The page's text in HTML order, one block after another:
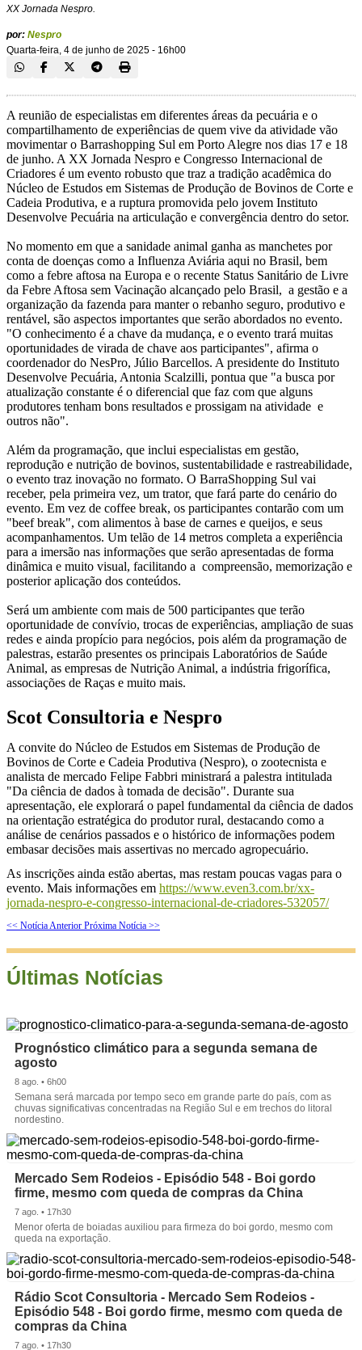
XX Jornada Nespro.
por: Nespro
Quarta-feira, 4 de junho de 2025 - 16h00
A reunião de especialistas em diferentes áreas da pecuária e o
compartilhamento de experiências de quem vive da atividade vão
movimentar o Barrashopping Sul em Porto Alegre nos dias 17 e 18
de junho. A XX Jornada Nespro e Congresso Internacional de
Criadores é um evento robusto que traz a tradição acadêmica do
Núcleo de Estudos em Sistemas de Produção de Bovinos de Corte e
Cadeia Produtiva, e a ruptura promovida pelo jovem Instituto
Desenvolve Pecuária na articulação e convergência dentro do setor.
No momento em que a sanidade animal ganha as manchetes por
conta de doenças como a Influenza Aviária aqui no Brasil, bem
como a febre aftosa na Europa e o recente Status Sanitário de Livre
da Febre Aftosa sem Vacinação alcançado pelo Brasil, a gestão e a
organização da fazenda para manter o rebanho seguro, produtivo e
rentável, são aspectos importantes que serão abordados no evento.
"O conhecimento é a chave da mudança, e o evento trará muitas
oportunidades de virada de chave aos participantes", afirma o
coordenador do NesPro, Júlio Barcellos. A presidente do Instituto
Desenvolve Pecuária, Antonia Scalzilli, pontua que "a busca por
atualização constante é o diferencial que faz com que alguns
produtores tenham bons resultados e prossigam na atividade e
outros não".
Além da programação, que inclui especialistas em gestão,
reprodução e nutrição de bovinos, sustentabilidade e rastreabilidade,
o evento traz inovação no formato. O BarraShopping Sul vai
receber, pela primeira vez, um trator, que fará parte do cenário do
evento. Em vez de coffee break, os participantes contarão com um
"beef break", com alimentos à base de carnes e queijos, e seus
acompanhamentos. Um telão de 14 metros completa a experiência
para a imersão nas informações que serão apresentadas de forma
dinâmica e muito visual, facilitando a compreensão, memorização e
posterior aplicação dos conteúdos.
Será um ambiente com mais de 500 participantes que terão
oportunidade de convívio, trocas de experiências, ampliação de suas
redes e ainda propício para negócios, pois além da programação de
palestras, estarão presentes os principais Laboratórios de Saúde
Animal, as empresas de Nutrição Animal, a indústria frigorífica,
associações de Raças e muito mais.
Scot Consultoria e Nespro
A convite do Núcleo de Estudos em Sistemas de Produção de
Bovinos de Corte e Cadeia Produtiva (Nespro), o zootecnista e
analista de mercado Felipe Fabbri ministrará a palestra intitulada
"Da ciência de dados à tomada de decisão". Durante sua
apresentação, ele explorará o papel fundamental da ciência de dados
na orientação estratégica do produtor rural, destacando como a
análise de cenários passados e o histórico de informações podem
embasar decisões mais assertivas no mercado agropecuário.
As inscrições ainda estão abertas, mas restam poucas vagas para o
evento. Mais informações em https://www.even3.com.br/xx-
jornada-nespro-e-congresso-internacional-de-criadores-532057/
<< Notícia Anterior Próxima Notícia >>
Últimas Notícias
Prognóstico climático para a segunda semana de
agosto
8 ago. • 6h00
Semana será marcada por tempo seco em grande parte do país, com as
chuvas significativas concentradas na Região Sul e em trechos do litoral
nordestino.
Mercado Sem Rodeios - Episódio 548 - Boi gordo
firme, mesmo com queda de compras da China
7 ago. • 17h30
Menor oferta de boiadas auxiliou para firmeza do boi gordo, mesmo com
queda na exportação.
Rádio Scot Consultoria - Mercado Sem Rodeios -
Episódio 548 - Boi gordo firme, mesmo com queda de
compras da China
7 ago. • 17h30